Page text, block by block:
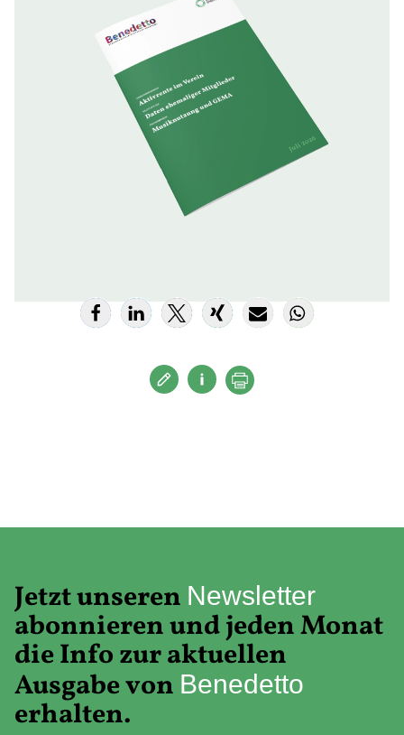
Jetzt unseren Newsletter
abonnieren und jeden Monat
die Info zur aktuellen
Ausgabe von Benedetto
erhalten.